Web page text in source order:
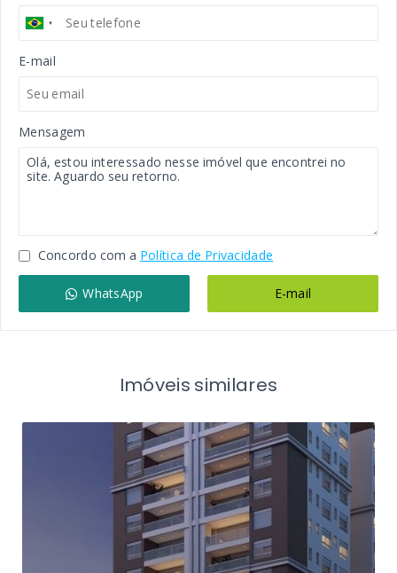
E-mail
Mensagem
Concordo com a Política de Privacidade
WhatsApp E-mail
Imóveis similares